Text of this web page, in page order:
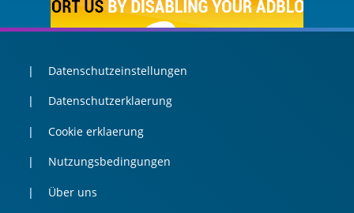
Datenschutzeinstellungen
Datenschutzerklaerung
Cookie erklaerung
Nutzungsbedingungen
Über uns